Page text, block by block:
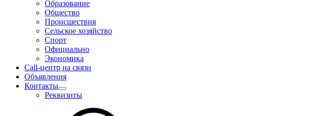
Образование
Общество
Происшествия
Сельское хозяйство
Спорт
Официально
Экономика
Call-центр на связи
Объявления
Контакты
Реквизиты